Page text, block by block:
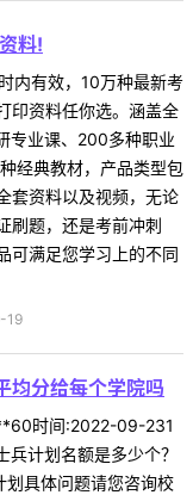
料!
内有效，10万种最新考
印资料任你选。涵盖全
专业课、200多种职业
经典教材，产品类型包
套资料以及视频，无论
刷题，还是考前冲刺
可满足您学习上的不同
19
均分给每个学院吗
时间:2022-09-231
计划名额是多少个？
划具体问题请您咨询校